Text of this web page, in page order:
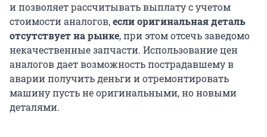
и позволяет рассчитывать выплату с учетом
стоимости аналогов,если оригинальная деталь
отсутствует на рынке, при этом отсечь заведомо
некачественные запчасти. Использование цен
аналогов дает возможность пострадавшему в
аварии получить деньги и отремонтировать
машину пусть не оригинальными, но новыми
деталями.